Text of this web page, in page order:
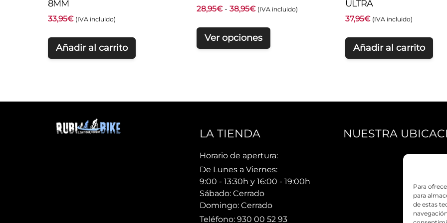
Para
para
de estas
8MM
33,95€ (IVA incluido)
Añadir al carrito
28,95€ - 38,95€Rango
precios:
desde
(IVA incluido)
Ver opciones
ULTRA
37,95€ (IVA incluido)
Añadir al carrito
LA TIENDA
Horario de apertura:
De Lunes a Viernes:
9:00 - 13:30h y 16:00 - 19:00h
Sábado: Cerrado
Domingo: Cerrado
Teléfono: 930 00 52 93
NUESTRA